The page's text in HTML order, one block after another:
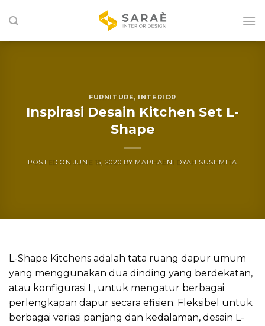
to
FURNITURE, INTERIOR
Inspirasi Desain Kitchen Set L-
Shape
POSTED ONJUNE 15, 2020 BY MARHAENI DYAH SUSHMITA
L-Shape Kitchens adalah tata ruang dapur umum
yang menggunakan dua dinding yang berdekatan,
atau konfigurasi L, untuk mengatur berbagai
perlengkapan dapur secara efisien. Fleksibel untuk
berbagai variasi panjang dan kedalaman, desain L-